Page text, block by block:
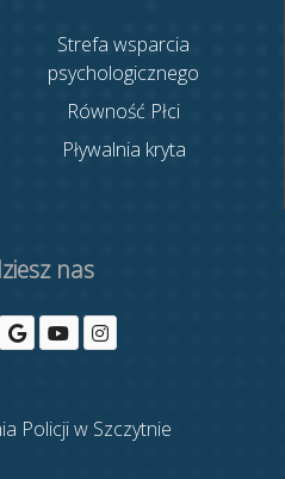
Strefa wsparcia
psychologicznego
Równość Płci
Pływalnia kryta
nas
Policji w Szczytnie